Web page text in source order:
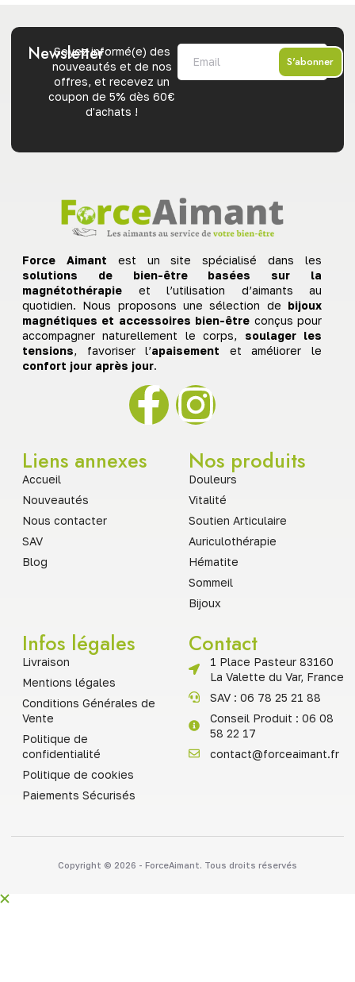
Newsletter
Soyez informé(e) des
nouveautés et de nos
offres, et recevez un
coupon de 5% dès 60€
d'achats !
S'abonner
Force Aimant est un site spécialisé dans les
solutions de bien-être basées sur la
magnétothérapie et l’utilisation d’aimants au
quotidien. Nous proposons une sélection de bijoux
magnétiques et accessoires bien-être conçus pour
accompagner naturellement le corps, soulager les
tensions, favoriser l’apaisement et améliorer le
confort jour après jour.
Liens annexes
Accueil
Nouveautés
Nous contacter
SAV
Blog
Nos produits
Douleurs
Vitalité
Soutien Articulaire
Auriculothérapie
Hématite
Sommeil
Bijoux
Infos légales
Livraison
Mentions légales
Conditions Générales de
Vente
Politique de
confidentialité
Politique de cookies
Paiements Sécurisés
Contact
1 Place Pasteur 83160
La Valette du Var, France
SAV : 06 78 25 21 88
Conseil Produit : 06 08
58 22 17
contact@forceaimant.fr
Copyright © 2026 - ForceAimant. Tous droits réservés